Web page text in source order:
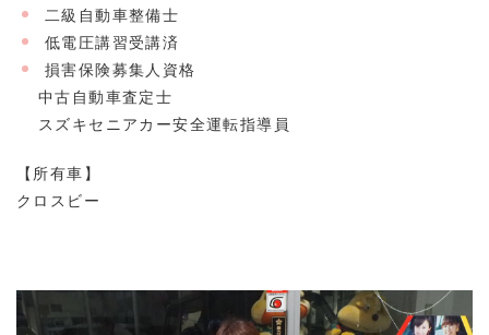
二級自動車整備士
低電圧講習受講済
損害保険募集人資格
中古自動車査定士
スズキセニアカー安全運転指導員
【所有車】
クロスビー